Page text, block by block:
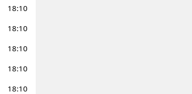
18:10
18:10
18:10
18:10
18:10